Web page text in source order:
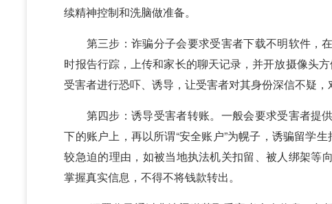
续精神控制和洗脑做准备。
第三步：诈骗分子会要求受害者下载不明软件，
时报告行踪，上传和家长的聊天记录，并开放摄像头
受害者进行恐吓、诱导，让受害者对其身份深信不疑，
第四步：诱导受害者转账。一般会要求受害者提
下的账户上，再以所谓“安全账户”为幌子，诱骗留学
较急迫的理由，如被当地执法机关扣留、被人绑架等
掌握真实信息，不得不将钱款转出。